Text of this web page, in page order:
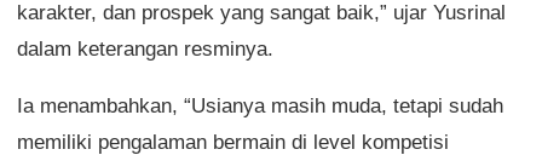
karakter, dan prospek yang sangat baik,” ujar Yusrinal
dalam keterangan resminya.
Ia menambahkan, “Usianya masih muda, tetapi sudah
memiliki pengalaman bermain di level kompetisi